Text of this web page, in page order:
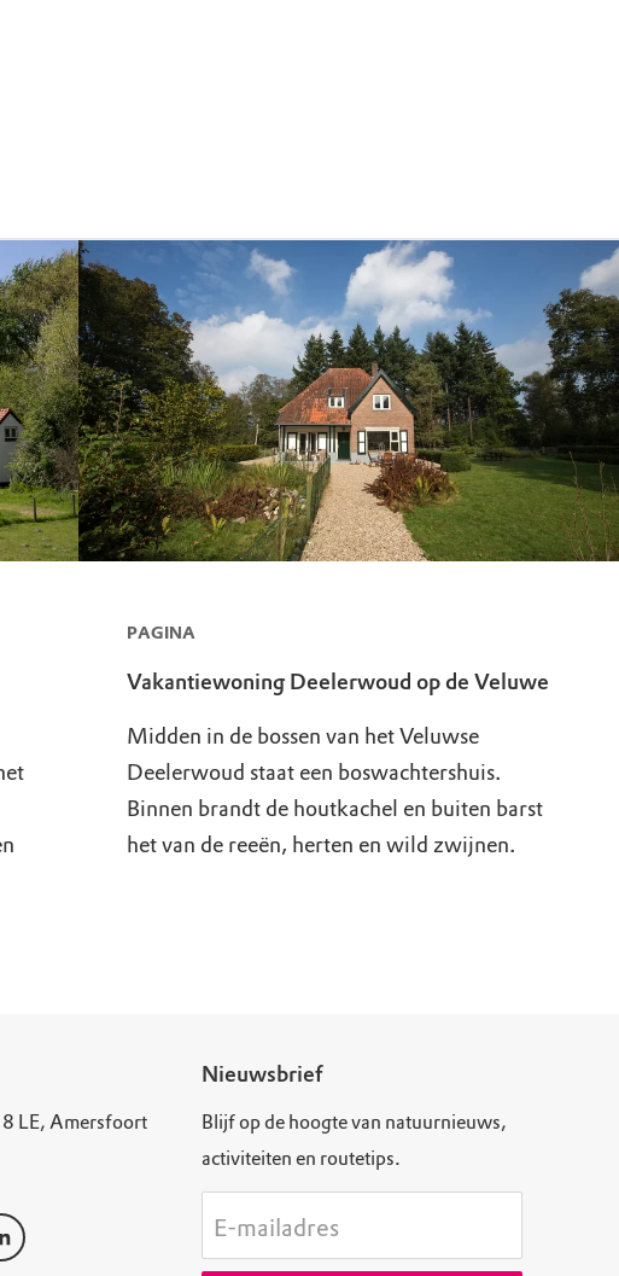
PAGINA
Vakantiewoning Deelerwoud op de Veluwe
Midden in de bossen van het Veluwse
Deelerwoud staat een boswachtershuis.
Binnen brandt de houtkachel en buiten barst
het van de reeën, herten en wild zwijnen.
LE, Amersfoort
Nieuwsbrief
Blijf op de hoogte van natuurnieuws,
activiteiten en routetips.
E-mailadres